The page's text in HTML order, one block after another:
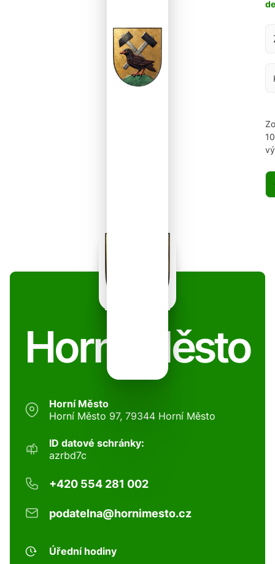
Horní Město
Horní Město
Horní Město 97, 79344 Horní Město
ID datové schránky:
azrbd7c
+420 554 281 002
podatelna@hornimesto.cz
Úřední hodiny